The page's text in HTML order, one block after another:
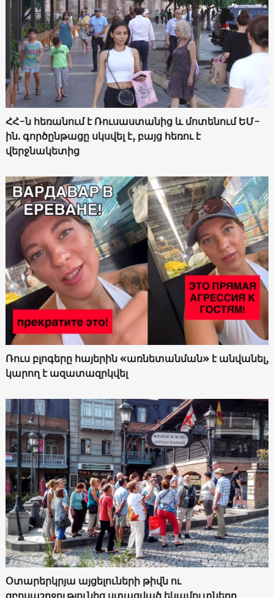
ՀՀ-ն հեռանում է Ռուսաստանից և մոտենում ԵՄ-
ին. գործընթացը սկսվել է, բայց հեռու է
վերջնակետից
Ռուս բլոգերը հայերին «առնետանման» է անվանել,
կարող է ազատազրկվել
Օտարերկրյա այցելուների թիվն ու
զբոսաշրջությունից ստացված եկամուտները